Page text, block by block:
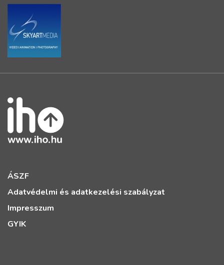
ÁSZF
Adatvédelmi és adatkezelési szabályzat
Impresszum
GYIK